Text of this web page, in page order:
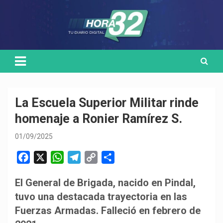
La Escuela Superior Militar rinde
homenaje a Ronier Ramírez S.
01/09/2025
c
e
b
W
a
t
s
l
e
g
p
y
L
m
p
a
El General de Brigada, nacido en Pindal,
tuvo una destacada trayectoria en las
Fuerzas Armadas. Falleció en febrero de